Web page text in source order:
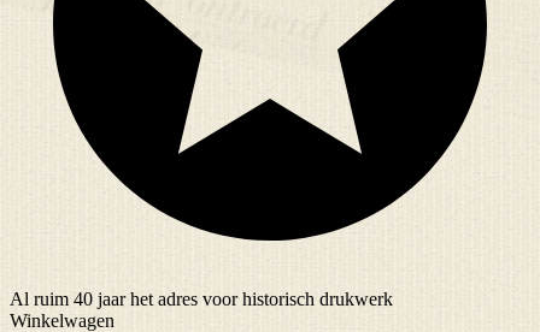
Al ruim 40 jaarhet adres voor historisch drukwerk
Winkelwagen